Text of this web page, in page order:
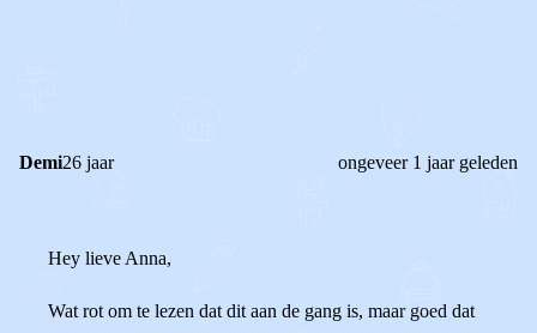
Demi26 jaar ongeveer 1 jaar geleden
Hey lieve Anna,
Wat rot om te lezen dat dit aan de gang is, maar goed dat